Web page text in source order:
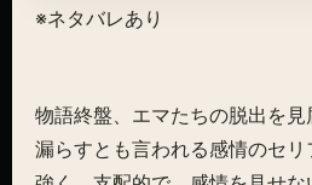
※ネタバレあり
物語終盤、エマたちの脱出を
漏らすとも言われる感情のセ